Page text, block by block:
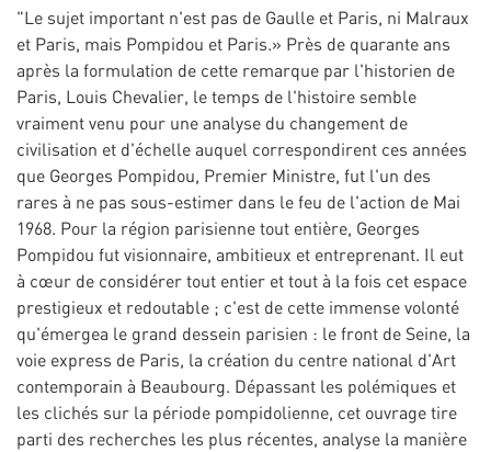
"Le sujet important n'est pas de Gaulle et Paris, ni Malraux
et Paris, mais Pompidou et Paris.» Près de quarante ans
après la formulation de cette remarque par l'historien de
Paris, Louis Chevalier, le temps de l'histoire semble
vraiment venu pour une analyse du changement de
civilisation et d'échelle auquel correspondirent ces années
que Georges Pompidou, Premier Ministre, fut l'un des
rares à ne pas sous-estimer dans le feu de l'action de Mai
1968. Pour la région parisienne tout entière, Georges
Pompidou fut visionnaire, ambitieux et entreprenant. Il eut
à cœur de considérer tout entier et tout à la fois cet espace
prestigieux et redoutable ; c'est de cette immense volonté
qu'émergea le grand dessein parisien : le front de Seine, la
voie express de Paris, la création du centre national d'Art
contemporain à Beaubourg. Dépassant les polémiques et
les clichés sur la période pompidolienne, cet ouvrage tire
parti des recherches les plus récentes, analyse la manière